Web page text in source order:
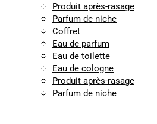
Produit après-rasage
Parfum de niche
Coffret
Eau de parfum
Eau de toilette
Eau de cologne
Produit après-rasage
Parfum de niche